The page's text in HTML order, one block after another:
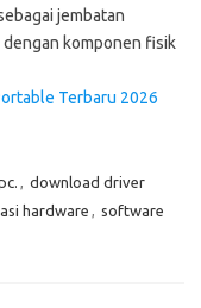
jembatan
dengan komponen fisik
Terbaru 2026
, download driver
hardware , software